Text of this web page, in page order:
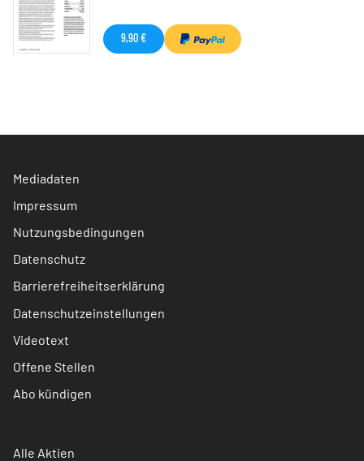
9,90 €
Mediadaten
Impressum
Nutzungsbedingungen
Datenschutz
Barrierefreiheitserklärung
Datenschutzeinstellungen
Videotext
Offene Stellen
Abo kündigen
Alle Aktien